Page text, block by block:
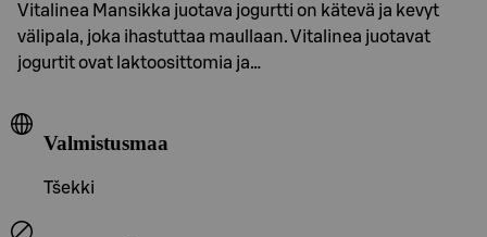
Vitalinea Mansikka juotava jogurtti on kätevä ja kevyt
välipala, joka ihastuttaa maullaan. Vitalinea juotavat
jogurtit ovat laktoosittomia ja…
Valmistusmaa
Tšekki